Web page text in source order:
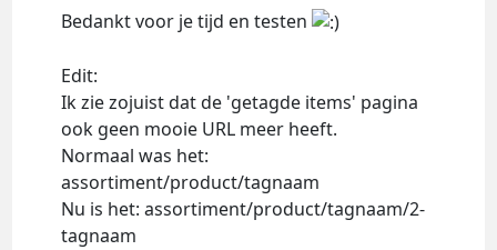
Bedankt voor je tijd en testen
Edit:
Ik zie zojuist dat de 'getagde items' pagina
ook geen mooie URL meer heeft.
Normaal was het:
assortiment/product/tagnaam
Nu is het: assortiment/product/tagnaam/2-
tagnaam